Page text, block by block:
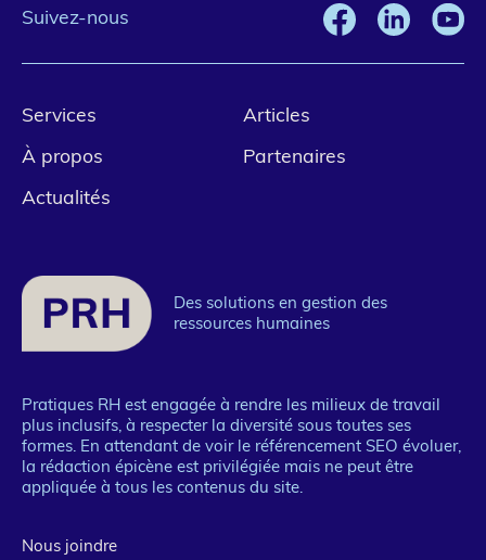
Suivez-nous
Pied
de
page
Services Articles
À propos Partenaires
Actualités
Des solutions en gestion des
ressources humaines
Pratiques RH est engagée à rendre les milieux de travail
plus inclusifs, à respecter la diversité sous toutes ses
formes. En attendant de voir le référencement SEO évoluer,
la rédaction épicène est privilégiée mais ne peut être
appliquée à tous les contenus du site.
Nous joindre